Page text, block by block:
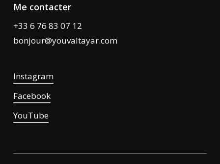
Me contacter
+33 6 76 83 07 12
bonjour@youvaltayar.com
Instagram
Facebook
YouTube